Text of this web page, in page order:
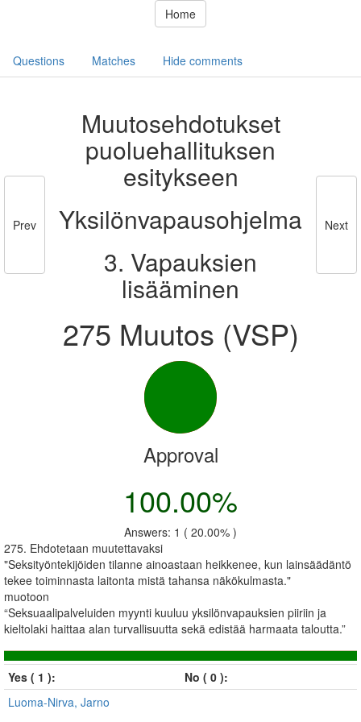
Home
Questions Matches Hide comments
Prev
Muutosehdotukset
puoluehallituksen
esitykseen
Yksilönvapausohjelma
3. Vapauksien
lisääminen
275 Muutos (VSP)
Next
Approval
100.00%
Answers: 1 ( 20.00% )
275. Ehdotetaan muutettavaksi
"Seksityöntekijöiden tilanne ainoastaan heikkenee, kun lainsäädäntö
tekee toiminnasta laitonta mistä tahansa näkökulmasta."
muotoon
“Seksuaalipalveluiden myynti kuuluu yksilönvapauksien piiriin ja
kieltolaki haittaa alan turvallisuutta sekä edistää harmaata taloutta.”
Yes ( 1 ):
No ( 0 ):
Luoma-Nirva, Jarno